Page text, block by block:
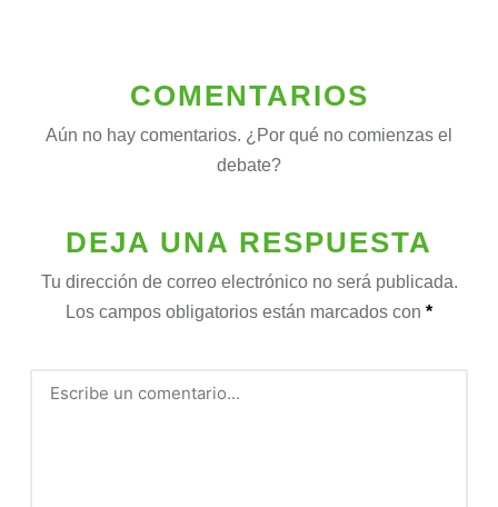
COMENTARIOS
Aún no hay comentarios. ¿Por qué no comienzas el
debate?
DEJA UNA RESPUESTA
Tu dirección de correo electrónico no será publicada.
Los campos obligatorios están marcados con *